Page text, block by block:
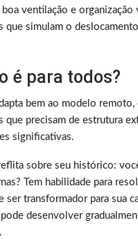
ventilação e
que simulam o
é para todos?
bem ao modelo
que precisam de estrutura
significativas.
sobre seu histórico:
Tem habilidade para
ser transformador para sua
desenvolver